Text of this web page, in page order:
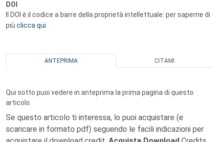
DOI
Il DOI è il codice a barre della proprietà intellettuale: per saperne di
più clicca qui
ANTEPRIMA CITAMI
Qui sotto puoi vedere in anteprima la prima pagina di questo
articolo.
Se questo articolo ti interessa, lo puoi acquistare (e
scaricare in formato pdf) seguendo le facili indicazioni per